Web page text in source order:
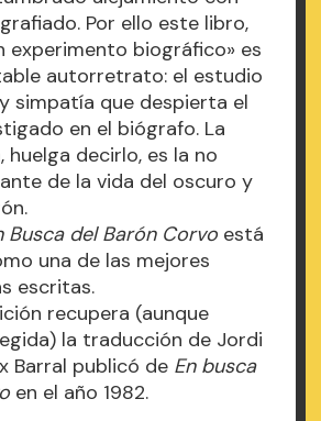
Por ello este libro,
experimento biográfico» es
autorretrato: el estudio
simpatía que despierta el
en el biógrafo. La
huelga decirlo, es la no
de la vida del oscuro y
Busca del Barón Corvo está
una de las mejores
escritas.
recupera (aunque
la traducción de Jordi
Barral publicó de En busca
en el año 1982.